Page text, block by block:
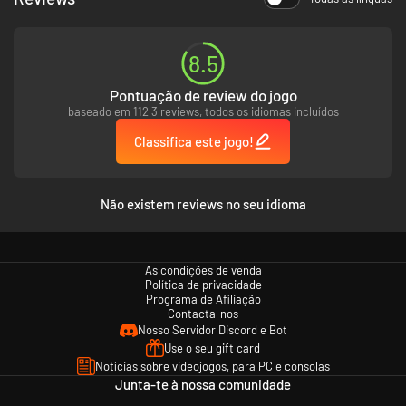
8.5
Pontuação de review do jogo
baseado em 112 3 reviews, todos os idiomas incluídos
Classifica este jogo!
Não existem reviews no seu idioma
As condições de venda
Política de privacidade
Programa de Afiliação
Contacta-nos
Nosso Servidor Discord e Bot
Use o seu gift card
Notícias sobre videojogos, para PC e consolas
Junta-te à nossa comunidade